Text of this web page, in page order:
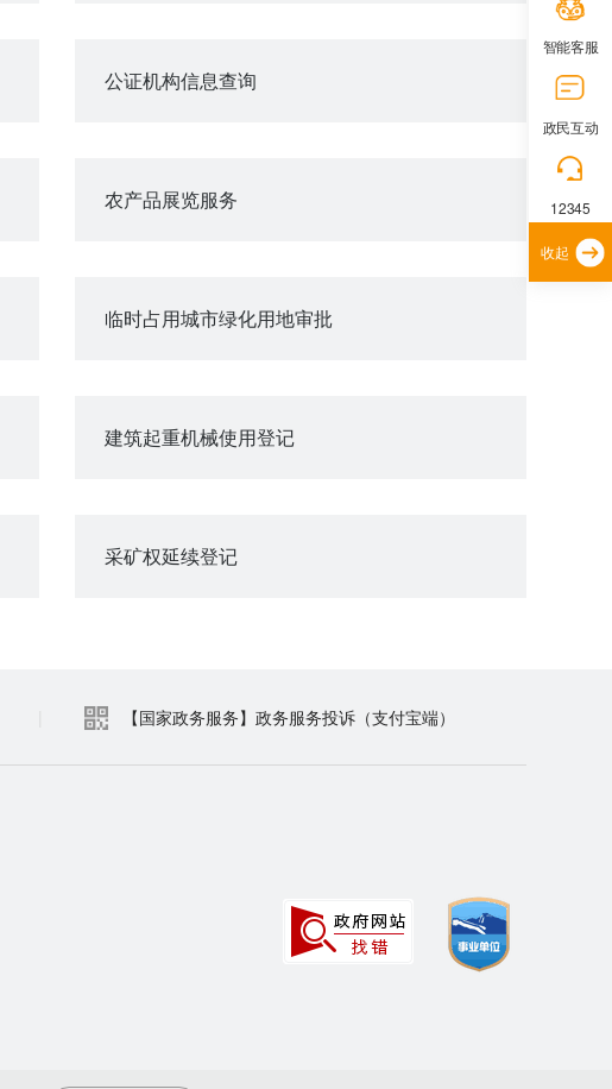
公证机构信息查询
农产品展览服务
临时占用城市绿化用地审批
建筑起重机械使用登记
采矿权延续登记
【国家政务服务】政务服务投诉（支付宝端）
智能客服
政民互动
12345
收起